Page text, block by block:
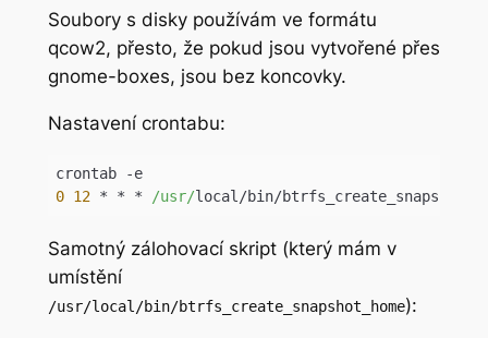
Soubory s disky používám ve formátu
qcow2, přesto, že pokud jsou vytvořené přes
gnome-boxes, jsou bez koncovky.
Nastavení crontabu:
crontab -e
0 12 * * * /usr/
Samotný zálohovací skript (který mám v
umístění
/usr/local/bin/btrfs_create_snapshot_home):